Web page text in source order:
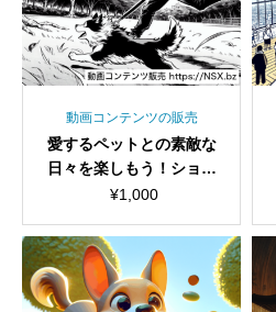
動画コンテンツの販売
愛するペットとの素敵な
日々を楽しもう！ショー
ト動画セット
¥1,000